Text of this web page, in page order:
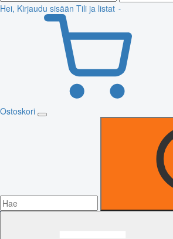
Hei, Kirjaudu sisään Tili ja listat
Ostoskori